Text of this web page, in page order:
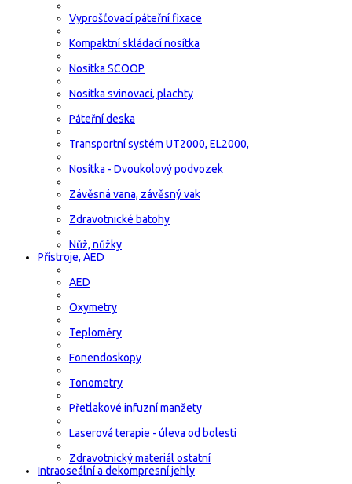
Vyprošťovací páteřní fixace
Kompaktní skládací nosítka
Nosítka SCOOP
Nosítka svinovací, plachty
Páteřní deska
Transportní systém UT2000, EL2000,
Nosítka - Dvoukolový podvozek
Závěsná vana, závěsný vak
Zdravotnické batohy
Nůž, nůžky
Přístroje, AED
AED
Oxymetry
Teploměry
Fonendoskopy
Tonometry
Přetlakové infuzní manžety
Laserová terapie - úleva od bolesti
Zdravotnický materiál ostatní
Intraoseální a dekompresní jehly